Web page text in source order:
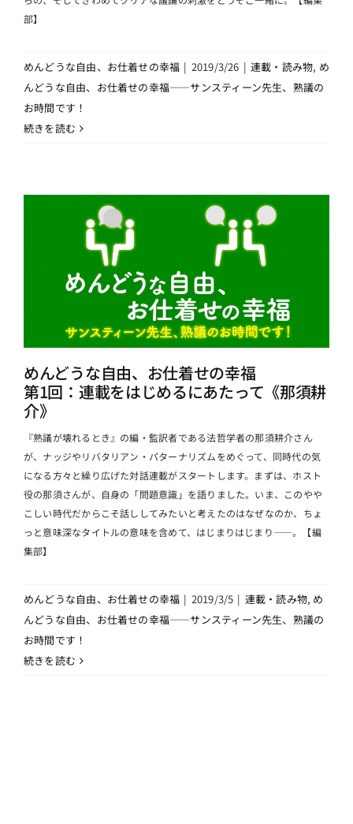
部】
めんどうな自由、お仕着せの幸福 | 2019/3/26 | 連載・読み物, め
んどうな自由、お仕着せの幸福――サンスティーン先生、熟議の
お時間です！
続きを読む
めんどうな自由、お仕着せの幸福
第1回：連載をはじめるにあたって《那須耕
介》
『熟議が壊れるとき』の編・監訳者である法哲学者の那須耕介さん
が、ナッジやリバタリアン・パターナリズムをめぐって、同時代の気
になる方々と繰り広げた対話連載がスタートします。まずは、ホスト
役の那須さんが、自身の「問題意識」を語りました。いま、このやや
こしい時代だからこそ話ししてみたいと考えたのはなぜなのか、ちょ
っと意味深なタイトルの意味を含めて、はじまりはじまり――。【編
集部】
めんどうな自由、お仕着せの幸福 | 2019/3/5 | 連載・読み物, め
んどうな自由、お仕着せの幸福――サンスティーン先生、熟議の
お時間です！
続きを読む